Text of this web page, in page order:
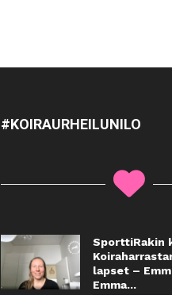
#KOIRAURHEILUNILO
SporttiRakin
lapset –
Emma...